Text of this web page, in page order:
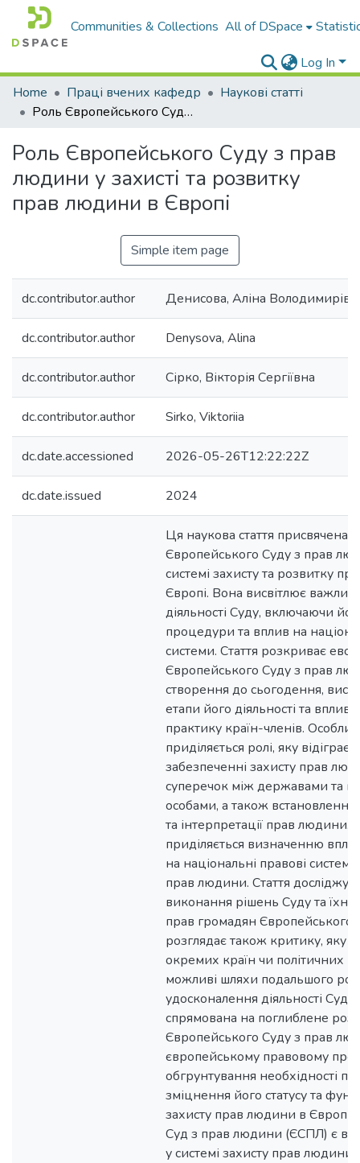
Communities & Collections All of DSpace
Log In
Home
Праці вчених кафедр
Наукові статті
Роль Європейського Суду з прав людини у захисті та розвитку прав людини в Європі
Роль Європейського Суду з прав
людини у захисті та розвитку
прав людини в Європі
Simple item page
dc.contributor.author Денисова, Аліна
dc.contributor.author Denysova, Alina
dc.contributor.author Сірко, Вікторія Сергіївна
dc.contributor.author Sirko, Viktoriia
dc.date.accessioned 2026-05-26T12:22:22Z
dc.date.issued 2024
Ця наукова стаття присвячена
Європейського Суду з прав
системі захисту та розвитку
Європі. Вона висвітлює
діяльності Суду, включаючи
процедури та вплив на
системи. Стаття розкриває
Європейського Суду з прав
створення до сьогодення,
етапи його діяльності та вплив
практику країн-членів.
приділяється ролі, яку
забезпеченні захисту прав
суперечок між державами та
особами, а також встановленні
та інтерпретації прав людини.
приділяється визначенню
на національні правові
прав людини. Стаття
виконання рішень Суду та
прав громадян Європейського
розглядає також критику, яку
окремих країн чи політичних
можливі шляхи подальшого
удосконалення діяльності
спрямована на поглиблене
Європейського Суду з прав
європейському правовому
обгрунтування необхідності
зміцнення його статусу та
захисту прав людини в
Суд з прав людини (ЄСПЛ) є
у системі захисту прав людини